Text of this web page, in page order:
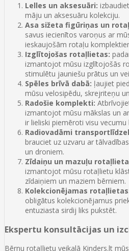
Lelles un aksesuāri:
māju un aksesuāru kolekciju.
Asa sižeta figūriņas un
savus iecienītos varoņus ar
ieskaujošām rotaļu
Izglītojošas rotaļlietas:
izmantojot mūsu izglītojošās
stimulētu jauniešu prātus un
Spēles brīvā dabā: ļaujiet
mūsu velosipēdu, skrejriteņu
Radošie komplekti:
izmantojot mūsu mākslas un
ir lieliski piemēroti visu vecumu
Radiovadāmi
brauciet uz uzvaru ar
un droniem.
Zīdaiņu un mazuļu
izmantojot mūsu rotaļlietu
zīdaiņiem un maziem bērniem.
Kolekcionējamas
obligātus kolekcionējamus
entuziasta sirdij liks pukstēt.
Ekspertu konsultācijas un
Bērnu rotaļlietu veikalā Kinders.lt